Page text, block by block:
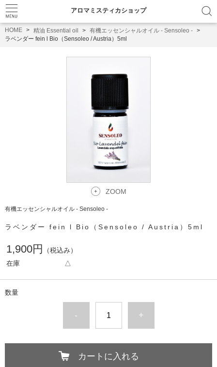
アロマミスティカショップ
HOME 精油 Essential oil
有機エッセンシャルオイル - Sensoleo -
ラベンダー fein l Bio（Sensoleo / Austria）5ml
ZOOM
有機エッセンシャルオイル - Sensoleo -
ラベンダー fein l Bio（Sensoleo / Austria）5ml
1,900円
（税込み）
在庫
△
数量
- +
カートに入れる